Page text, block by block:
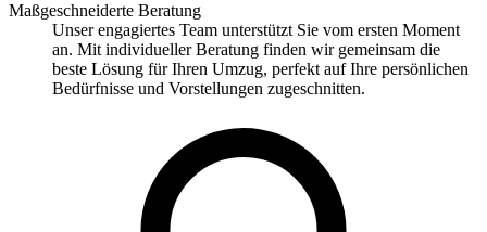
Maßgeschneiderte Beratung
Unser engagiertes Team unterstützt Sie vom ersten Moment
an. Mit individueller Beratung finden wir gemeinsam die
beste Lösung für Ihren Umzug, perfekt auf Ihre persönlichen
Bedürfnisse und Vorstellungen zugeschnitten.